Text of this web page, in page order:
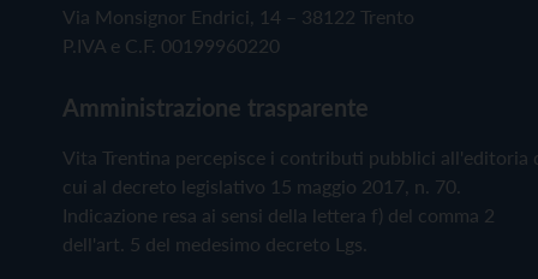
Via Monsignor Endrici, 14 – 38122 Trento
P.IVA e C.F. 00199960220
Amministrazione trasparente
Vita Trentina percepisce i contributi pubblici all'editoria
cui al decreto legislativo 15 maggio 2017, n. 70.
Indicazione resa ai sensi della lettera f) del comma 2
dell'art. 5 del medesimo decreto Lgs.